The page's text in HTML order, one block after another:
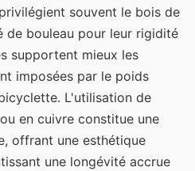
souvent le bois de
de bouleau pour leur rigidité
supportent mieux les
imposées par le poids
L'utilisation de
en cuivre constitue une
offrant une esthétique
une longévité accrue